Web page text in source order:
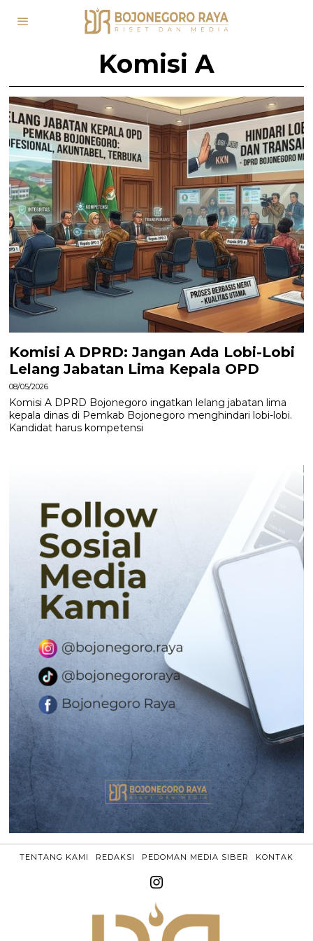
Komisi A
Komisi A DPRD: Jangan Ada Lobi-Lobi
Lelang Jabatan Lima Kepala OPD
08/05/2026
Komisi A DPRD Bojonegoro ingatkan lelang jabatan lima
kepala dinas di Pemkab Bojonegoro menghindari lobi-lobi.
Kandidat harus kompetensi
TENTANG KAMI REDAKSI PEDOMAN MEDIA SIBER KONTAK